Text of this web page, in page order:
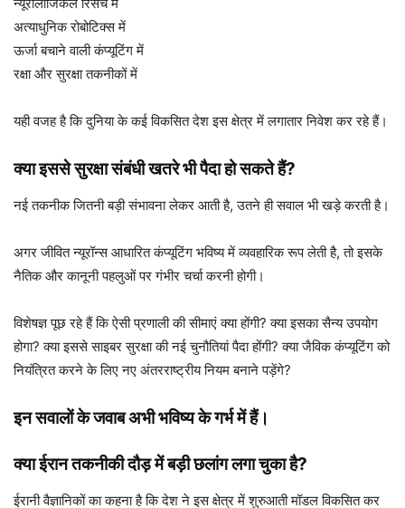
अत्याधुनिक रोबोटिक्स में
ऊर्जा बचाने वाली कंप्यूटिंग में
रक्षा और सुरक्षा तकनीकों में
यही वजह है कि दुनिया के कई विकसित देश इस क्षेत्र में लगातार निवेश कर रहे हैं।
क्या इससे सुरक्षा संबंधी खतरे भी पैदा हो सकते हैं?
नई तकनीक जितनी बड़ी संभावना लेकर आती है, उतने ही सवाल भी खड़े करती है।
अगर जीवित न्यूरॉन्स आधारित कंप्यूटिंग भविष्य में व्यवहारिक रूप लेती है, तो इसके
नैतिक और कानूनी पहलुओं पर गंभीर चर्चा करनी होगी।
विशेषज्ञ पूछ रहे हैं कि ऐसी प्रणाली की सीमाएं क्या होंगी? क्या इसका सैन्य उपयोग
होगा? क्या इससे साइबर सुरक्षा की नई चुनौतियां पैदा होंगी? क्या जैविक कंप्यूटिंग को
नियंत्रित करने के लिए नए अंतरराष्ट्रीय नियम बनाने पड़ेंगे?
इन सवालों के जवाब अभी भविष्य के गर्भ में हैं।
क्या ईरान तकनीकी दौड़ में बड़ी छलांग लगा चुका है?
ईरानी वैज्ञानिकों का कहना है कि देश ने इस क्षेत्र में शुरुआती मॉडल विकसित कर